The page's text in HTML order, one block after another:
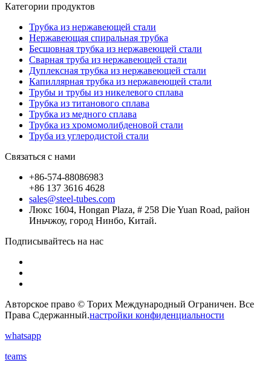
Категории продуктов
Трубка из нержавеющей стали
Нержавеющая спиральная трубка
Бесшовная трубка из нержавеющей стали
Сварная труба из нержавеющей стали
Дуплексная трубка из нержавеющей стали
Капиллярная трубка из нержавеющей стали
Трубы и трубы из никелевого сплава
Трубка из титанового сплава
Трубка из медного сплава
Трубка из хромомолибденовой стали
Труба из углеродистой стали
Связаться с нами
+86-574-88086983
+86 137 3616 4628
sales@steel-tubes.com
Люкс 1604, Hongan Plaza, # 258 Die Yuan Road, район
Иньчжоу, город Нинбо, Китай.
Подписывайтесь на нас
Авторское право © Торих Международный Ограничен. Все
Права Сдержанный.настройки конфиденциальности
whatsapp
teams